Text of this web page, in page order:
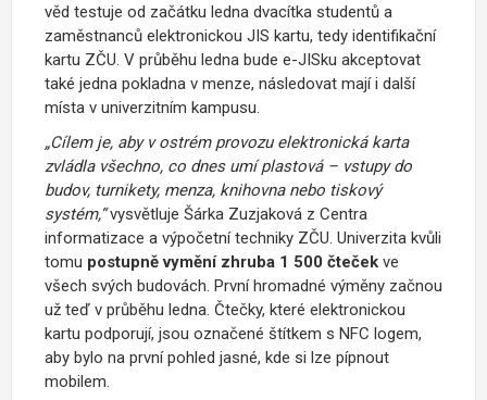
věd testuje od začátku ledna dvacítka studentů a
zaměstnanců elektronickou JIS kartu, tedy identifikační
kartu ZČU. V průběhu ledna bude e-JISku akceptovat
také jedna pokladna v menze, následovat mají i další
místa v univerzitním kampusu.
„Cílem je, aby v ostrém provozu elektronická karta
zvládla všechno, co dnes umí plastová – vstupy do
budov, turnikety, menza, knihovna nebo tiskový
systém,“vysvětluje Šárka Zuzjaková z Centra
informatizace a výpočetní techniky ZČU. Univerzita kvůli
tomu postupně vymění zhruba 1 500 čteček ve
všech svých budovách. První hromadné výměny začnou
už teď v průběhu ledna. Čtečky, které elektronickou
kartu podporují, jsou označené štítkem s NFC logem,
aby bylo na první pohled jasné, kde si lze pípnout
mobilem.